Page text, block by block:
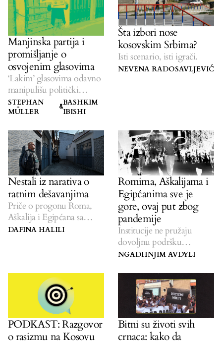
Manjinska partija i
promišljanje o
osvojenim glasovima
‘Lakim’ glasovima odavno
manipulišu politički
‘moćnici’.
STEPHAN
MÜLLER
&BASHKIM
IBISHI
Šta izbori nose
kosovskim Srbima?
Isti scenario, isti igrači.
NEVENA RADOSAVLJEVIĆ
Nestali iz narativa o
ratnim dešavanjima
Priče o progonu Roma,
Aškalija i Egipćana sa
Kosova i dalje se rijetko
DAFINA HALILI
Romima, Aškalijama i
Egipćanima sve je
gore, ovaj put zbog
pandemije
Institucije ne pružaju
dovoljnu podršku
nevećinskim zajednicama.
NGADHNJIM AVDYLI
PODKAST: Razgovor
o rasizmu na Kosovu
Bitni su životi svih
crnaca: kako da